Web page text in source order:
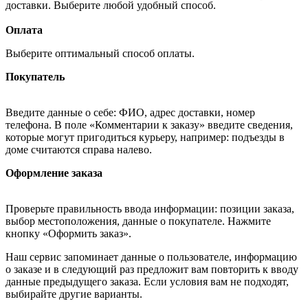
доставки. Выберите любой удобный способ.
Оплата
Выберите оптимальный способ оплаты.
Покупатель
Введите данные о себе: ФИО, адрес доставки, номер
телефона. В поле «Комментарии к заказу» введите сведения,
которые могут пригодиться курьеру, например: подъезды в
доме считаются справа налево.
Оформление заказа
Проверьте правильность ввода информации: позиции заказа,
выбор местоположения, данные о покупателе. Нажмите
кнопку «Оформить заказ».
Наш сервис запоминает данные о пользователе, информацию
о заказе и в следующий раз предложит вам повторить к вводу
данные предыдущего заказа. Если условия вам не подходят,
выбирайте другие варианты.